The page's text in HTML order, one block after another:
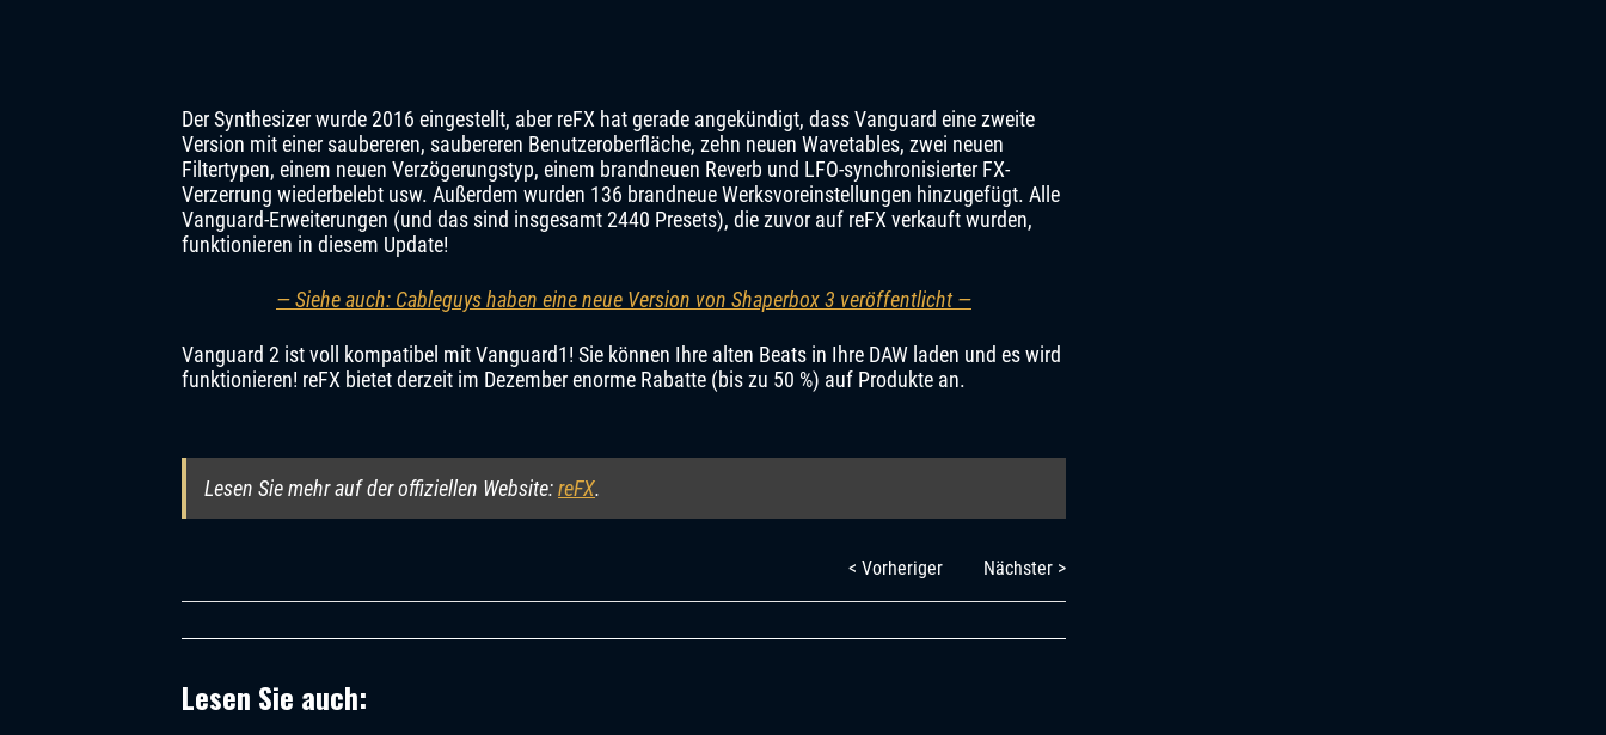
Der Synthesizer wurde 2016 eingestellt, aber reFX hat gerade angekündigt, dass Vanguard eine zweite
Version mit einer saubereren, saubereren Benutzeroberfläche, zehn neuen Wavetables, zwei neuen
Filtertypen, einem neuen Verzögerungstyp, einem brandneuen Reverb und LFO-synchronisierter FX-
Verzerrung wiederbelebt usw. Außerdem wurden 136 brandneue Werksvoreinstellungen hinzugefügt. Alle
Vanguard-Erweiterungen (und das sind insgesamt 2440 Presets), die zuvor auf reFX verkauft wurden,
funktionieren in diesem Update!
— Siehe auch: Cableguys haben eine neue Version von Shaperbox 3 veröffentlicht —
Vanguard 2 ist voll kompatibel mit Vanguard1! Sie können Ihre alten Beats in Ihre DAW laden und es wird
funktionieren! reFX bietet derzeit im Dezember enorme Rabatte (bis zu 50 %) auf Produkte an.
Lesen Sie mehr auf der offiziellen Website:reFX.
< Vorheriger Nächster >
Lesen Sie auch: